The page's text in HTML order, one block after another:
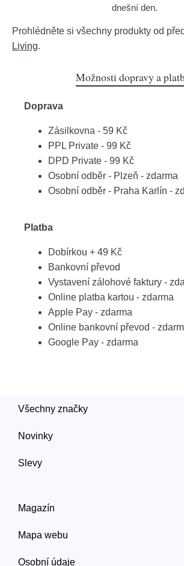
dnešní den.
Prohlédněte si všechny produkty od
Living.
Možnosti dopravy a
Doprava
Zásilkovna - 59 Kč
PPL Private - 99 Kč
DPD Private - 99 Kč
Osobní odběr - Plzeň - zdarma
Osobní odběr - Praha Karlín -
Platba
Dobírkou + 49 Kč
Bankovní převod
Vystavení zálohové faktury -
Online platba kartou - zdarma
Apple Pay - zdarma
Online bankovní převod -
Google Pay - zdarma
Všechny značky
Novinky
Slevy
Magazín
Mapa webu
Osobní údaje